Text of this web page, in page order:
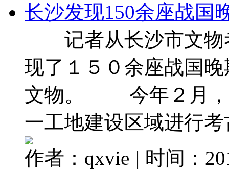
长沙发现150余座战国
记者从长沙市文物
现了１５０余座战国
文物。 今年２月，
一工地建设区域进行
作者：qxvie | 时间：